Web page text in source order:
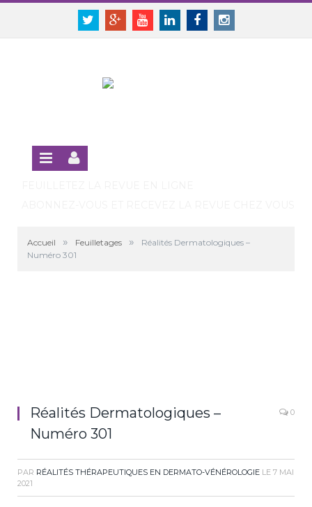
Panneau de gestion des cookies
TwitterGoogle+YoutubeLinkedinFacebookInstagram
SE CONNECTER
Accueil » Feuilletages »
Réalités Dermatologiques –
Numéro 301
Réalités Dermatologiques –
Numéro 301
0
PAR RÉALITÉS THÉRAPEUTIQUES EN DERMATO-VÉNÉROLOGIE LE 7 MAI
2021